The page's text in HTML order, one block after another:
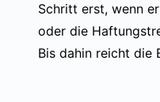
Schritt erst, wenn
oder die
Bis dahin reicht die